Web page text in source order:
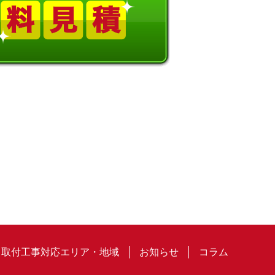
取付工事対応エリア・地域 お知らせ コラム